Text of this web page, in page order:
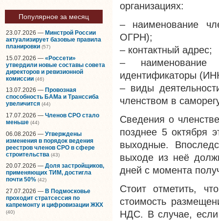
Популярное за месяц
23.07.2026 — Минстрой России
актуализирует базовые правила
планировки (57)
15.07.2026 — «Россети»
утвердили новые составы совета
директоров и ревизионной
комиссии (46)
13.07.2026 — Провозная
способность БАМа и Транссиба
увеличится (44)
17.07.2026 — Членов СРО стало
меньше (44)
06.08.2026 — Утверждены
изменения в порядок ведения
реестров членов СРО в сфере
строительства (43)
20.07.2026 — Доля застройщиков,
применяющих ТИМ, достигла
почти 50% (42)
27.07.2026 — В Подмосковье
проходит стратсессия по
капремонту и цифровизации ЖКХ
(40)
организациях:
– наименование
ОГРН);
– контактный адрес;
– наименование
идентификаторы
– виды
членством в
Сведения о
позднее 5 октября
выходные.
выходе из неё
дней с момента
Стоит отметить,
стоимость
НДС. В случае,